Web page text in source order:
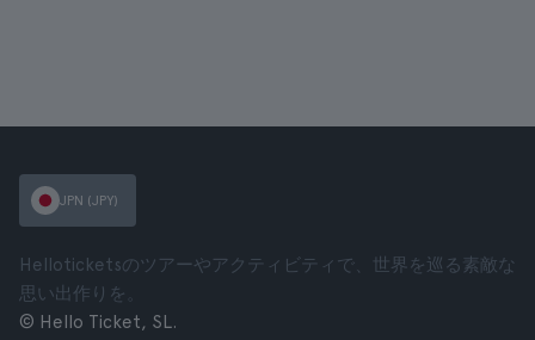
JPN (JPY)
Helloticketsのツアーやアクティビティで、世界を巡る素敵な
思い出作りを。
© Hello Ticket, SL.